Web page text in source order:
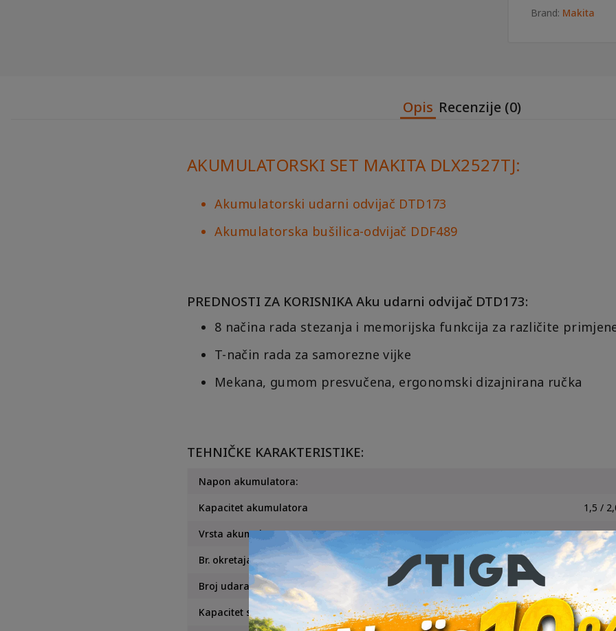
Brand: Makita
Opis Recenzije (0)
AKUMULATORSKI SET MAKITA DLX2527TJ:
Akumulatorski udarni odvijač DTD173
Akumulatorska bušilica-odvijač DDF489
PREDNOSTI ZA KORISNIKA Aku udarni odvijač DTD173:
8 načina rada stezanja i memorijska funkcija za različite
T-način rada za samorezne vijke
Mekana, gumom presvučena, ergonomski dizajnirana ručka
TEHNIČKE KARAKTERISTIKE:
Napon akumulatora:
Kapacitet akumulatora
1,5 /
Vrsta akumulatora
Br. okretaja – slobodni hod – 1./2./3./4. br.
0 – 1.100 /
Broj udaraca – 1./2./3./4. br.
0 – 1.100 /
Kapacitet strojnih vijaka